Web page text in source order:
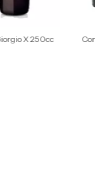
X 250cc